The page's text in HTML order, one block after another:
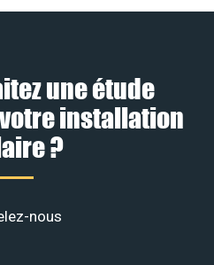
une étude
installation
?
nous